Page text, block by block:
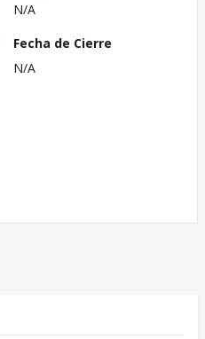
N/A
Fecha de Cierre
N/A